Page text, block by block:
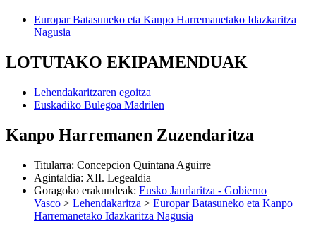
Europar Batasuneko eta Kanpo Harremanetako Idazkaritza
Nagusia
LOTUTAKO EKIPAMENDUAK
Lehendakaritzaren egoitza
Euskadiko Bulegoa Madrilen
Kanpo Harremanen Zuzendaritza
Titularra: Concepcion Quintana Aguirre
Agintaldia: XII. Legealdia
Goragoko erakundeak: Eusko Jaurlaritza - Gobierno
Vasco > Lehendakaritza > Europar Batasuneko eta Kanpo
Harremanetako Idazkaritza Nagusia